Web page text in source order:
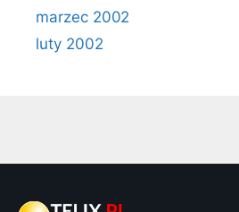
marzec 2002
luty 2002